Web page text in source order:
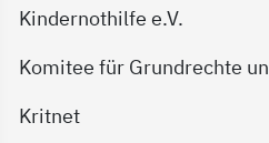
Kindernothilfe e.V.
Komitee für Grundrechte
Kritnet